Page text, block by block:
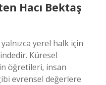
Hacı Bektaş
yerel halk için
Küresel
öğretileri, insan
evrensel değerlere